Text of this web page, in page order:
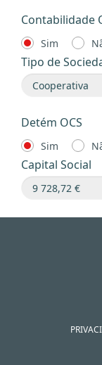
Contabilidade
Sim
Tipo de
Detém OCS
Sim
Capital Social